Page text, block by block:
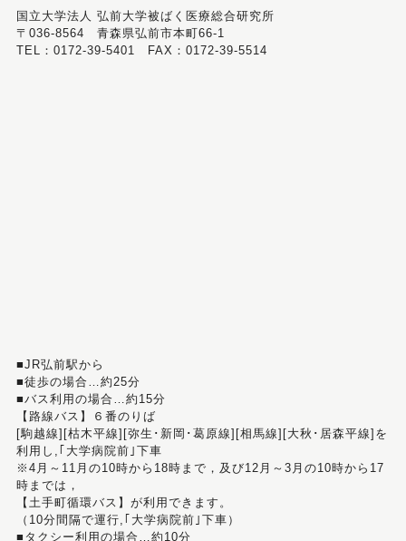
国立大学法人 弘前大学被ばく医療総合研究所
〒036-8564 青森県弘前市本町66-1
TEL：0172-39-5401 FAX：0172-39-5514
■JR弘前駅から
■徒歩の場合…約25分
■バス利用の場合…約15分
【路線バス】６番のりば
[駒越線][枯木平線][弥生･新岡･葛原線][相馬線][大秋･居森平線]を
利用し,｢大学病院前｣下車
※4月～11月の10時から18時まで，及び12月～3月の10時から17
時までは，
【土手町循環バス】が利用できます。
（10分間隔で運行,｢大学病院前｣下車）
■タクシー利用の場合…約10分